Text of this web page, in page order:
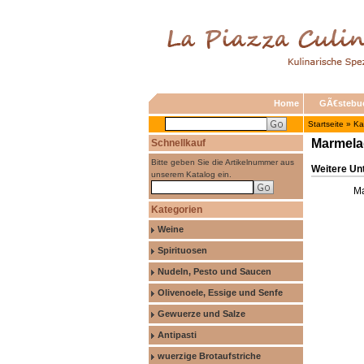
Home
Startseite »
Schnellkauf
Bitte geben Sie die Artikelnummer aus
unserem Katalog ein.
Kategorien
Weine
Spirituosen
Nudeln, Pesto und Saucen
Olivenoele, Essige und Senfe
Gewuerze und Salze
Antipasti
wuerzige Brotaufstriche
Weitere